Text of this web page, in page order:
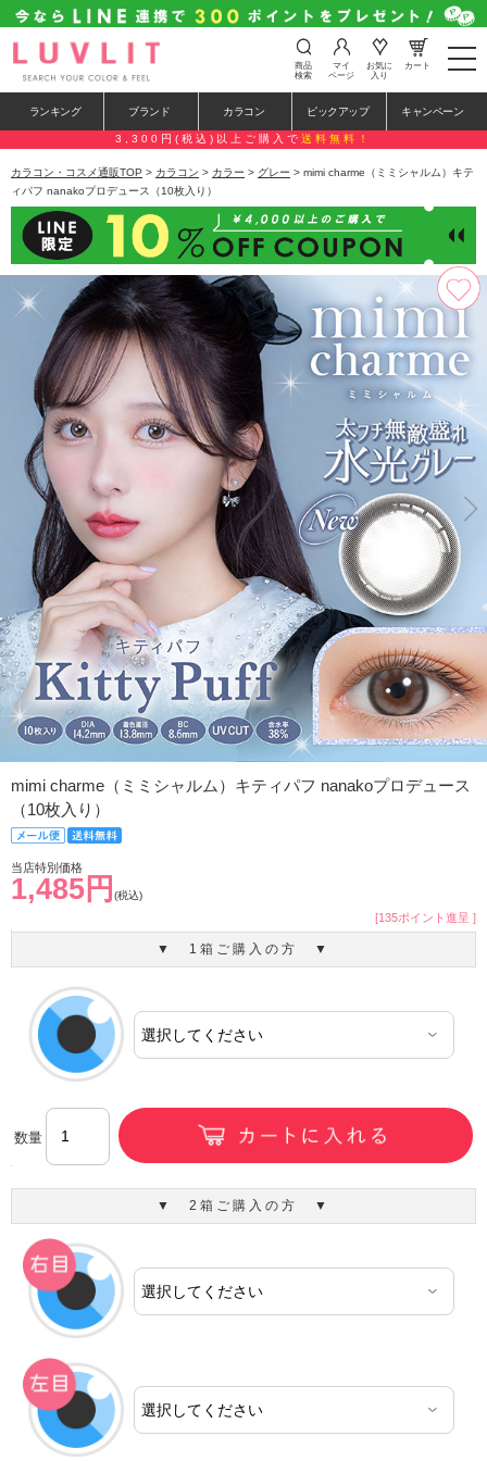
t
o
e
n
a
a
i
o
n
商品
検索
マイ
ページ
お気に
入り
カート
ランキング ブランド カラコン ピックアップ キャンペーン
3,300円(税込)以上ご購入で 送料無料！
カラコン・コスメ通販TOP > カラコン > カラー > グレー > mimi charme（ミミシャルム）キテ
ィパフ nanakoプロデュース（10枚入り）
mimi charme（ミミシャルム）キティパフ nanakoプロデュース
（10枚入り）
当店特別価格
1,485円 (税込)
[135ポイント進呈 ]
▼ 1箱ご購入の方 ▼
数量
▼ 2箱ご購入の方 ▼